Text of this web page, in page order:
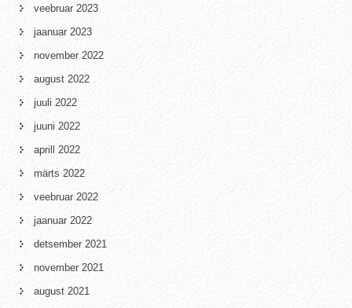
veebruar 2023
jaanuar 2023
november 2022
august 2022
juuli 2022
juuni 2022
aprill 2022
märts 2022
veebruar 2022
jaanuar 2022
detsember 2021
november 2021
august 2021